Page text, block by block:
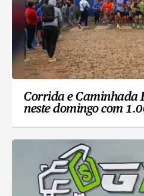
Corrida e Caminhada
neste domingo com